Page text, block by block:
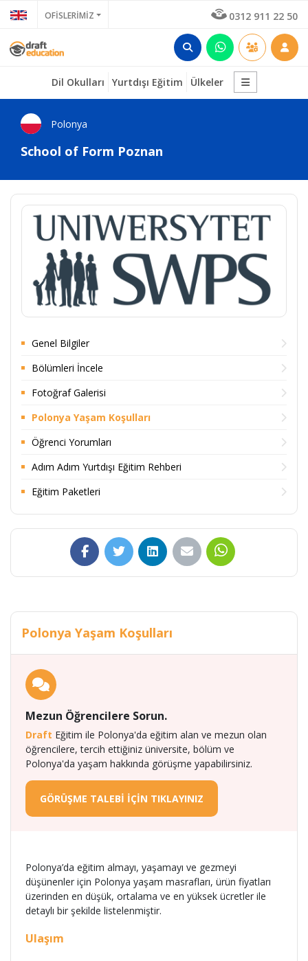
OFİSLERİMİZ 0312 911 22 50
Dil Okulları Yurtdışı Eğitim Ülkeler
Polonya
School of Form Poznan
Genel Bilgiler
Bölümleri İncele
Fotoğraf Galerisi
Polonya Yaşam Koşulları
Öğrenci Yorumları
Adım Adım Yurtdışı Eğitim Rehberi
Eğitim Paketleri
Polonya Yaşam Koşulları
Mezun Öğrencilere Sorun.
Draft Eğitim ile Polonya'da eğitim alan ve mezun olan
öğrencilere, tercih ettiğiniz üniversite, bölüm ve
Polonya'da yaşam hakkında görüşme yapabilirsiniz.
GÖRÜŞME TALEBİ İÇİN TIKLAYINIZ
Polonya’da eğitim almayı, yaşamayı ve gezmeyi
düşünenler için Polonya yaşam masrafları, ürün fiyatları
üzerinden en düşük, ortalama ve en yüksek ücretler ile
detaylı bir şekilde listelenmiştir.
Ulaşım